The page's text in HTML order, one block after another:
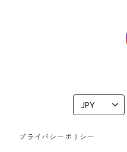
プライバシーポリシー